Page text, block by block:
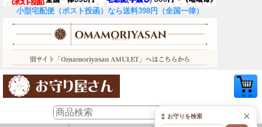
小型宅配便（ポスト投函）なら送料398円（全国一律）
×
↕ お守りを検索